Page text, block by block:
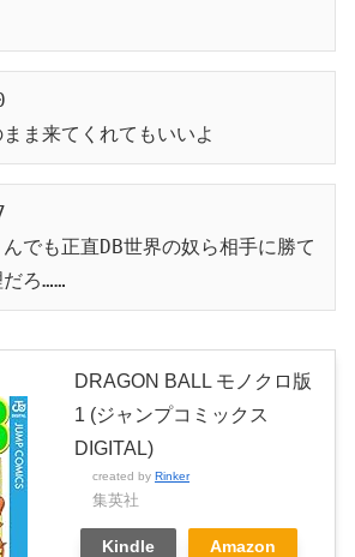
ま来てくれてもいいよ
でも正直DB世界の奴ら相手に勝て
だろ……
DRAGON BALL モノクロ版
1 (ジャンプコミックス
DIGITAL)
created by Rinker
集英社
Kindle Amazon